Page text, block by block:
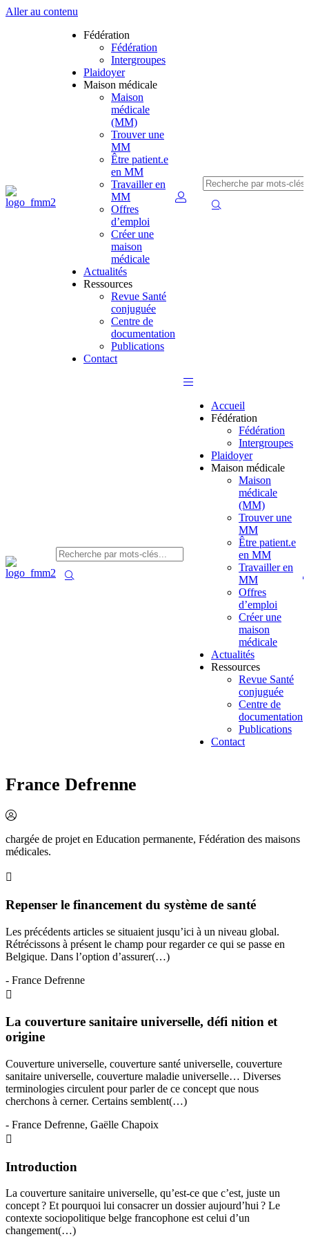
Aller au contenu
Fédération
Fédération
Intergroupes
Plaidoyer
Maison médicale
Maison
médicale
(MM)
Trouver une
MM
Être patient.e
en MM
Travailler en
MM
Offres
d’emploi
Créer une
maison
médicale
Actualités
Ressources
Revue Santé
conjuguée
Centre de
documentation
Publications
Contact
Accueil
Fédération
Fédération
Intergroupes
Plaidoyer
Maison médicale
Maison
médicale
(MM)
Trouver une
MM
Être patient.e
en MM
Travailler en
MM
Offres
d’emploi
Créer une
maison
médicale
Actualités
Ressources
Revue Santé
conjuguée
Centre de
documentation
Publications
Contact
France Defrenne
chargée de projet en Education permanente, Fédération des maisons
médicales.
Repenser le financement du système de santé
Les précédents articles se situaient jusqu’ici à un niveau global.
Rétrécissons à présent le champ pour regarder ce qui se passe en
Belgique. Dans l’option d’assurer(…)
- France Defrenne
La couverture sanitaire universelle, défi nition et
origine
Couverture universelle, couverture santé universelle, couverture
sanitaire universelle, couverture maladie universelle… Diverses
terminologies circulent pour parler de ce concept que nous
cherchons à cerner. Certains semblent(…)
- France Defrenne, Gaëlle Chapoix
Introduction
La couverture sanitaire universelle, qu’est-ce que c’est, juste un
concept ? Et pourquoi lui consacrer un dossier aujourd’hui ? Le
contexte sociopolitique belge francophone est celui d’un
changement(…)